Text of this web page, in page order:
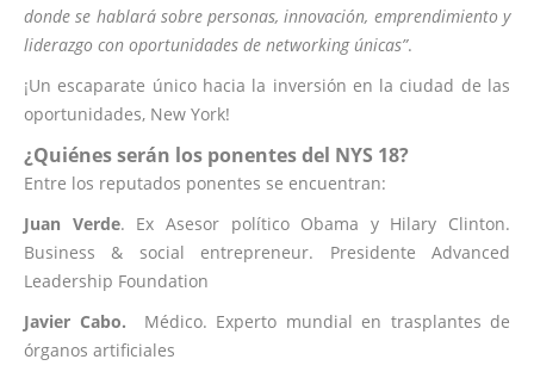
donde se hablará sobre personas, innovación, emprendimiento y
liderazgo con oportunidades de networking únicas”.
¡Un escaparate único hacia la inversión en la ciudad de las
oportunidades, New York!
¿Quiénes serán los ponentes del NYS 18?
Entre los reputados ponentes se encuentran:
Juan Verde. Ex Asesor político Obama y Hilary Clinton.
Business & social entrepreneur. Presidente Advanced
Leadership Foundation
Javier Cabo. Médico. Experto mundial en trasplantes de
órganos artificiales